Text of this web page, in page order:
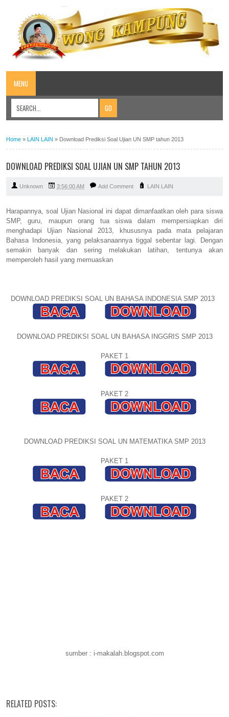
MENU
Home » LAIN LAIN » Download Prediksi Soal Ujian UN SMP tahun 2013
DOWNLOAD PREDIKSI SOAL UJIAN UN SMP TAHUN 2013
Unknown 3:56:00 AM Add Comment LAIN LAIN
Harapannya, soal Ujian Nasional ini dapat dimanfaatkan oleh para siswa
SMP, guru, maupun orang tua siswa dalam mempersiapkan diri
menghadapi Ujian Nasional 2013, khususnya pada mata pelajaran
Bahasa Indonesia, yang pelaksanaannya tiggal sebentar lagi. Dengan
semakin banyak dan sering melakukan latihan, tentunya akan
memperoleh hasil yang memuaskan
DOWNLOAD PREDIKSI SOAL UN BAHASA INDONESIA SMP 2013
DOWNLOAD PREDIKSI SOAL UN BAHASA INGGRIS SMP 2013
PAKET 1
PAKET 2
DOWNLOAD PREDIKSI SOAL UN MATEMATIKA SMP 2013
PAKET 1
PAKET 2
sumber : i-makalah.blogspot.com
RELATED POSTS: